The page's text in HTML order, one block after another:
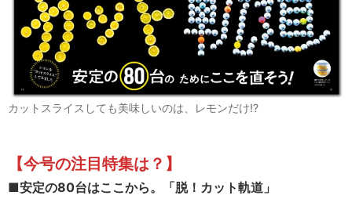
カットスライスしても美味しいのは、レモンだけ!?
【今号の注目特集は？ 】
■安定の80台はここから。「脱！カット軌道」